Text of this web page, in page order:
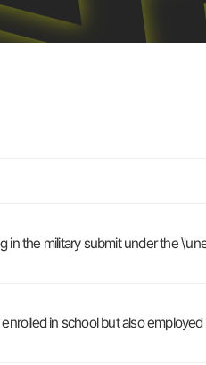
in the military submit under the
enrolled in school but also